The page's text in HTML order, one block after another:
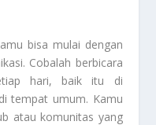
bisa mulai dengan
Cobalah berbicara
hari, baik itu di
tempat umum. Kamu
atau komunitas yang